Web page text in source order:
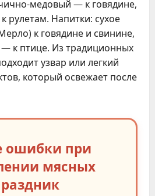
медовый — к говядине,
рулетам. Напитки: сухое
к говядине и свинине,
к птице. Из традиционных
узвар или легкий
который освежает после
ошибки при
мясных